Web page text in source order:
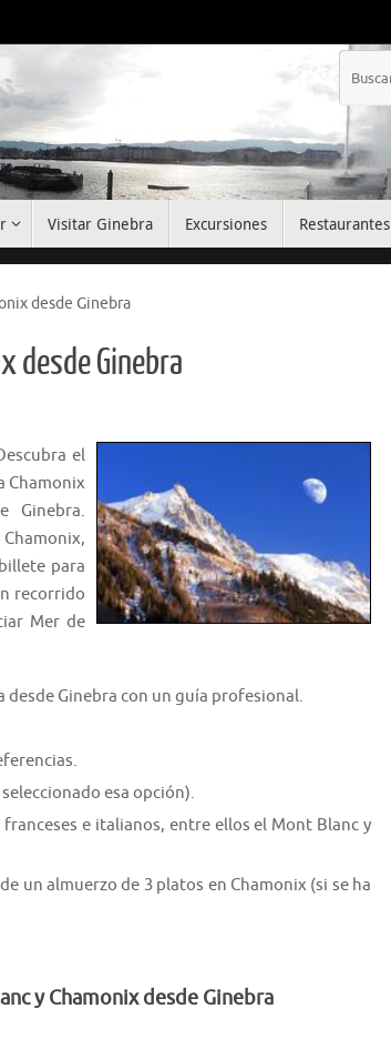
Visitar Ginebra Excursiones Restaurantes
desde Ginebra
desde Ginebra
el
Chamonix
Ginebra.
para
recorrido
Mer de
desde Ginebra con un guía profesional.
esa opción).
e italianos, entre ellos el Mont Blanc y
un almuerzo de 3 platos en Chamonix (si se ha
y Chamonix desde Ginebra